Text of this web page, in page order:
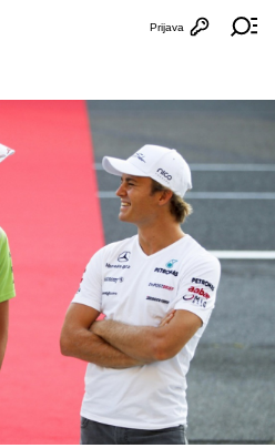
Otvori
Prijava